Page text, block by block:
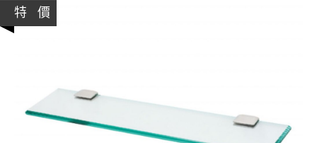
特 價